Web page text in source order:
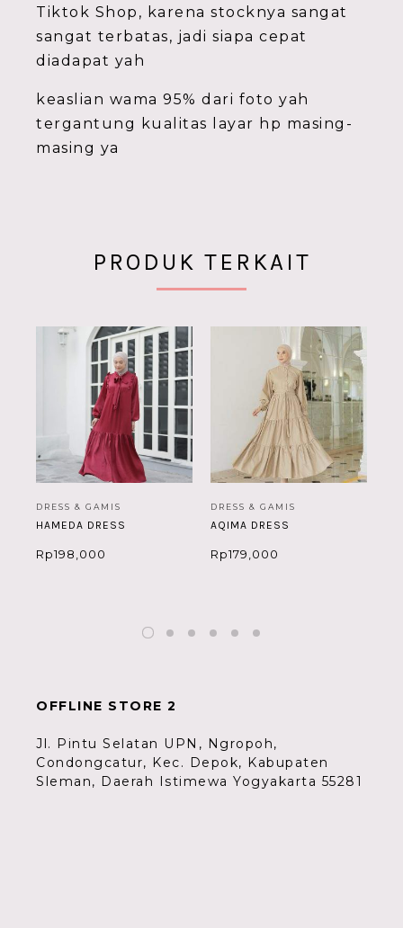
Tiktok Shop, karena stocknya sangat
sangat terbatas, jadi siapa cepat
diadapat yah
keaslian wama 95% dari foto yah
tergantung kualitas layar hp masing-
masing ya
PRODUK TERKAIT
DRESS & GAMIS
HAMEDA DRESS
Rp198,000
DRESS & GAMIS
AQIMA DRESS
Rp179,000
OFFLINE STORE 2
Jl. Pintu Selatan UPN, Ngropoh,
Condongcatur, Kec. Depok, Kabupaten
Sleman, Daerah Istimewa Yogyakarta 55281